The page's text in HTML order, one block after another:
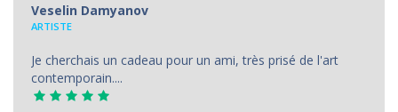
Veselin Damyanov
ARTISTE
Je cherchais un cadeau pour un ami, très prisé de l'art
contemporain....